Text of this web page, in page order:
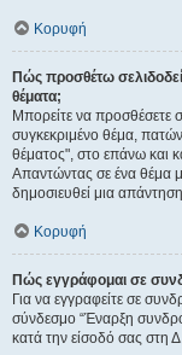
Κορυφή
Πώς προσθέτω
θέματα;
Μπορείτε να προσθέσετε
συγκεκριμένο θέμα,
θέματος", στο επάνω και
Απαντώντας σε ένα θέμα
δημοσιευθεί μια
Κορυφή
Πώς εγγράφομαι σε
Για να εγγραφείτε σε
σύνδεσμο “Έναρξη
κατά την είσοδό σας στη